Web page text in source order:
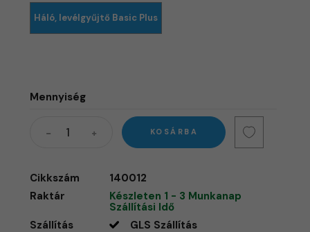
Háló, levélgyűjtő Basic Plus
Mennyiség
KOSÁRBA
Cikkszám
140012
Raktár
Készleten 1 - 3 Munkanap
Szállítási Idő
Szállítás
GLS Szállítás